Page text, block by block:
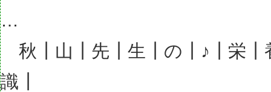
…
秋┃山┃先┃生┃の┃♪┃栄┃
識┃